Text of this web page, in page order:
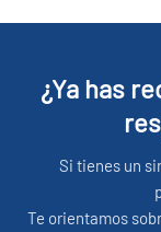
¿Ya has
Si tienes un
Te orientamos